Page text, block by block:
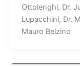
Ottolenghi, Dr.
Lupacchini, Dr.
Mauro Belzino